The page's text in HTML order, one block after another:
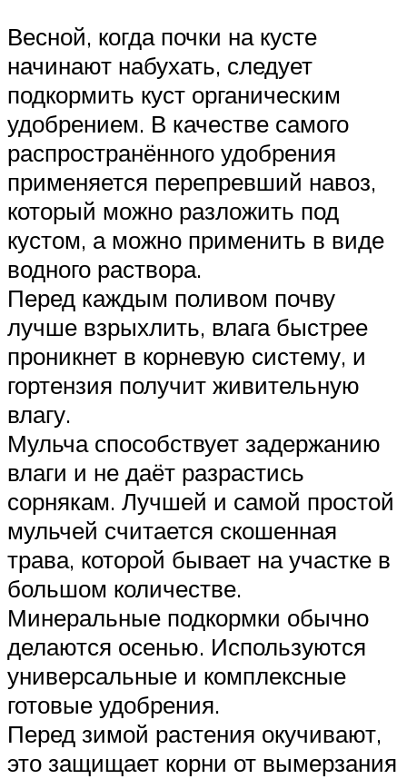
Весной, когда почки на кусте
начинают набухать, следует
подкормить куст органическим
удобрением. В качестве самого
распространённого удобрения
применяется перепревший навоз,
который можно разложить под
кустом, а можно применить в виде
водного раствора.
Перед каждым поливом почву
лучше взрыхлить, влага быстрее
проникнет в корневую систему, и
гортензия получит живительную
влагу.
Мульча способствует задержанию
влаги и не даёт разрастись
сорнякам. Лучшей и самой простой
мульчей считается скошенная
трава, которой бывает на участке в
большом количестве.
Минеральные подкормки обычно
делаются осенью. Используются
универсальные и комплексные
готовые удобрения.
Перед зимой растения окучивают,
это защищает корни от вымерзания